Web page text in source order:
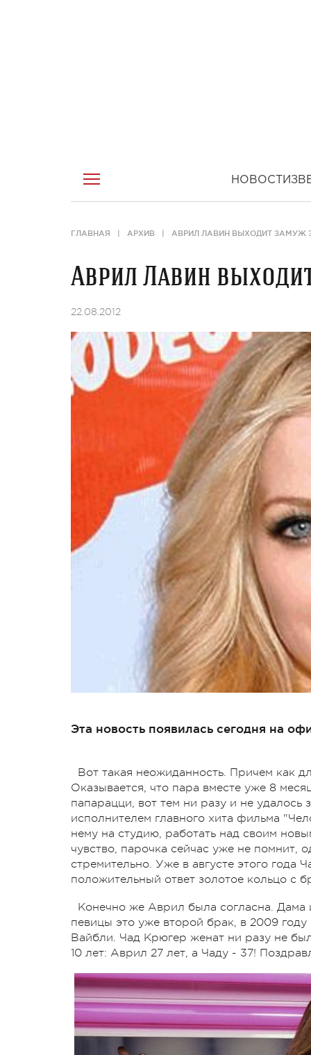
НОВОСТИ
ГЛАВНАЯ АРХИВ АВРИЛ ЛАВИН ВЫХОДИТ ЗАМУЖ
Аврил Лавин
22.08.2012
Эта новость появилась сегодня на
Вот такая неожиданность. Причем как
Оказывается, что пара вместе уже 8
папарацци, вот тем ни разу и не удалось
исполнителем главного хита фильма
нему на студию, работать над своим
чувство, парочка сейчас уже не помнит,
стремительно. Уже в августе этого
положительный ответ золотое кольцо с
Конечно же Аврил была согласна. Дама
певицы это уже второй брак, в 2009
Вайбли. Чад Крюгер женат ни разу не
10 лет: Аврил 27 лет, а Чаду - 37!